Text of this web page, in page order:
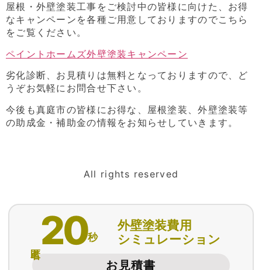
屋根・外壁塗装工事をご検討中の皆様に向けた、お得
なキャンペーンを各種ご用意しておりますのでこちら
をご覧ください。
ペイントホームズ外壁塗装キャンペーン
劣化診断、お見積りは無料となっておりますので、ど
うぞお気軽にお問合せ下さい。
今後も真庭市の皆様にお得な、屋根塗装、外壁塗装等
の助成金・補助金の情報をお知らせしていきます。
All rights reserved
20秒
外壁塗装費用
シミュレーション
お見積書